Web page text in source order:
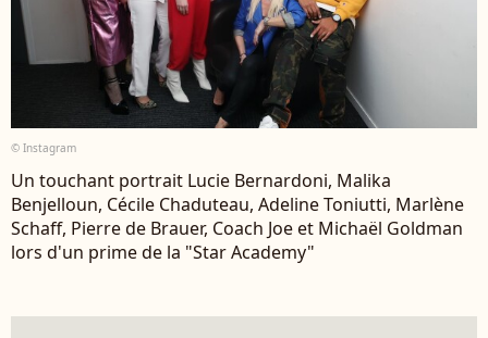
© Instagram
Un touchant portrait Lucie Bernardoni, Malika
Benjelloun, Cécile Chaduteau, Adeline Toniutti, Marlène
Schaff, Pierre de Brauer, Coach Joe et Michaël Goldman
lors d'un prime de la "Star Academy"